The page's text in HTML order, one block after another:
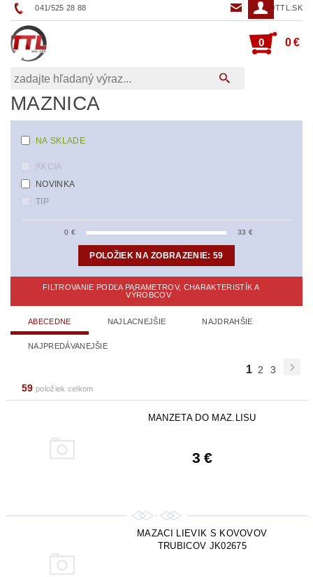
041/525 28 88 TTL@TTL.SK
0 0 €
MAZNICA
NA SKLADE
AKCIA
NOVINKA
TIP
0 € 33 €
POLOŽIEK NA ZOBRAZENIE:59
FILTROVANIE PODĽA PARAMETROV, CHARAKTERISTÍK A
VÝROBCOV
ABECEDNE NAJLACNEJŠIE NAJDRAHŠIE
NAJPREDÁVANEJŠIE
1 2
3
59 položiek celkom
MANZETA DO MAZ.LISU
3 €
MAZACI LIEVIK S KOVOVOV
TRUBICOV JK02675